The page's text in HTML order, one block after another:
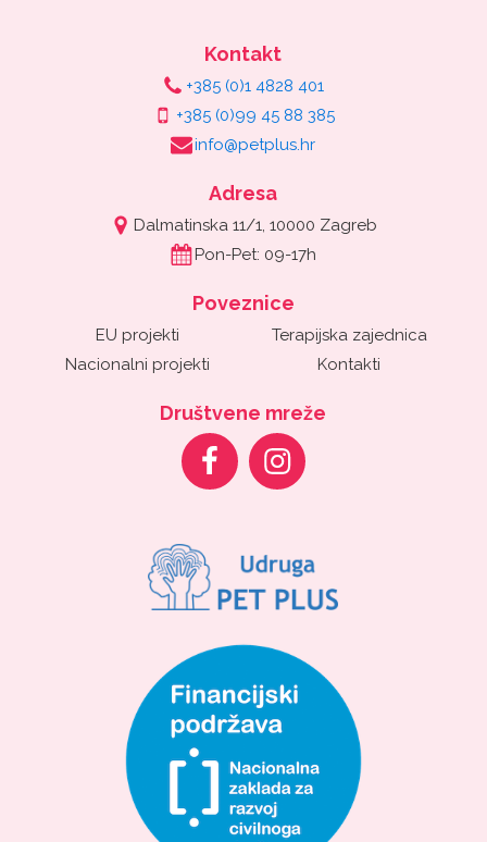
Kontakt
+385 (0)1 4828 401
+385 (0)99 45 88 385
info@petplus.hr
Adresa
Dalmatinska 11/1, 10000 Zagreb
Pon-Pet: 09-17h
Poveznice
EU projekti
Nacionalni projekti
Terapijska zajednica
Kontakti
Društvene mreže